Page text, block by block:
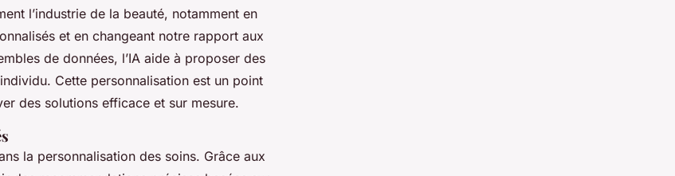
l’industrie de la beauté, notamment en
et en changeant notre rapport aux
de données, l’IA aide à proposer des
Cette personnalisation est un point
des solutions efficace et sur mesure.
la personnalisation des soins. Grâce aux